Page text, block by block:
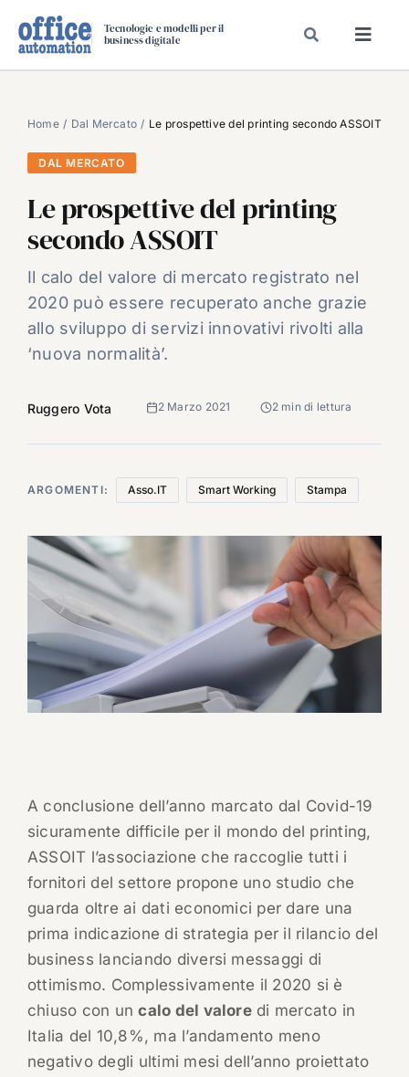
Tecnologie e modelli per il
business digitale
SPECIAL PAPER
TAVOLE ROTONDE DI REDAZIONE
CARRIERE
VIDEO
EVENTI
CHI SIAMO
Home Dal Mercato Le prospettive del printing secondo ASSOIT
DAL MERCATO
Le prospettive del printing
secondo ASSOIT
Il calo del valore di mercato registrato nel
2020 può essere recuperato anche grazie
allo sviluppo di servizi innovativi rivolti alla
‘nuova normalità’.
Ruggero Vota 2 Marzo 2021 2 min di lettura
ARGOMENTI: Asso.IT Smart Working Stampa
A conclusione dell’anno marcato dal Covid-19
sicuramente difficile per il mondo del printing,
ASSOIT l’associazione che raccoglie tutti i
fornitori del settore propone uno studio che
guarda oltre ai dati economici per dare una
prima indicazione di strategia per il rilancio del
business lanciando diversi messaggi di
ottimismo. Complessivamente il 2020 si è
chiuso con uncalo del valoredi mercato in
Italia del 10,8%, ma l’andamento meno
negativo degli ultimi mesi dell’anno proiettato